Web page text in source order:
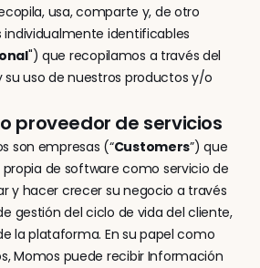
usa, comparte y, de otro
identificables
") que recopilamos a través del
su uso de nuestros productos y/o
proveedor de servicios
son empresas (“Customers”) que
de software como servicio de
y hacer crecer su negocio a través
gestión del ciclo de vida del cliente,
la plataforma. En su papel como
Momos puede recibir Información